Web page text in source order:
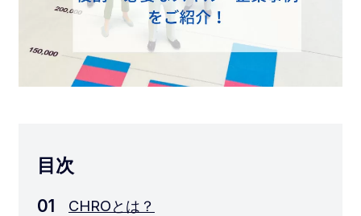
目次
CHROとは？